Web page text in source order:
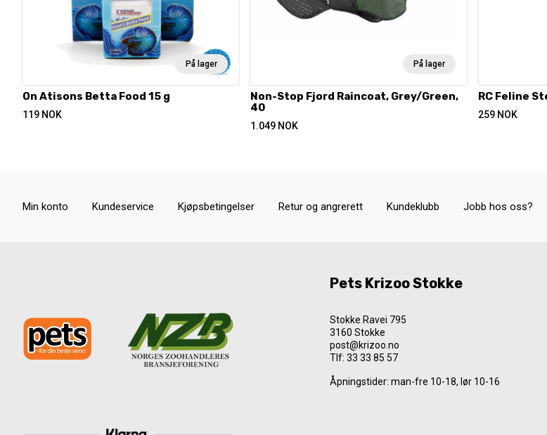
På lager
On Atisons Betta Food 15 g
119 NOK
På lager
Non-Stop Fjord Raincoat, Grey/Green,
40
1.049 NOK
RC Feline
259 NOK
Min konto Kundeservice Kjøpsbetingelser Retur og angrerett Kundeklubb Jobb hos oss?
Pets Krizoo Stokke
Stokke Ravei 795
3160 Stokke
post@krizoo.no
Tlf:33 33 85 57
Åpningstider: man-fre 10-18, lør 10-16